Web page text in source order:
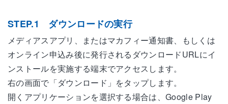
STEP.1 ダウンロードの実行
メディアスアプリ、またはマカフィー通知書、もしくは
オンライン申込み後に発行されるダウンロードURLにイ
ンストールを実施する端末でアクセスします。
右の画面で「ダウンロード」をタップします。
開くアプリケーションを選択する場合は、Google Play